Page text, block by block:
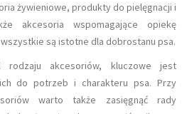
żywieniowe, produkty do pielęgnacji i
akcesoria wspomagające opiekę
są istotne dla dobrostanu psa.
rodzaju akcesoriów, kluczowe jest
do potrzeb i charakteru psa. Przy
warto także zasięgnąć rady